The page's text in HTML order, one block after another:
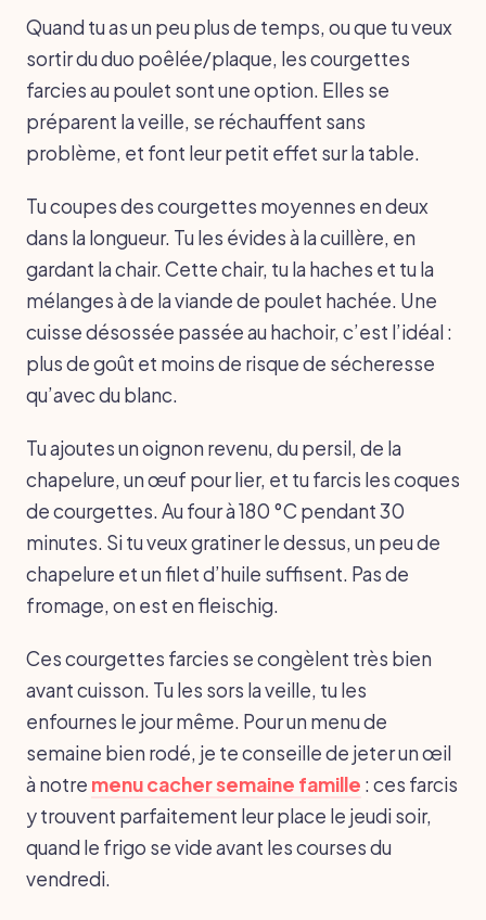
Quand tu as un peu plus de temps, ou que tu veux
sortir du duo poêlée/plaque, les courgettes
farcies au poulet sont une option. Elles se
préparent la veille, se réchauffent sans
problème, et font leur petit effet sur la table.
Tu coupes des courgettes moyennes en deux
dans la longueur. Tu les évides à la cuillère, en
gardant la chair. Cette chair, tu la haches et tu la
mélanges à de la viande de poulet hachée. Une
cuisse désossée passée au hachoir, c’est l’idéal :
plus de goût et moins de risque de sécheresse
qu’avec du blanc.
Tu ajoutes un oignon revenu, du persil, de la
chapelure, un œuf pour lier, et tu farcis les coques
de courgettes. Au four à 180 °C pendant 30
minutes. Si tu veux gratiner le dessus, un peu de
chapelure et un filet d’huile suffisent. Pas de
fromage, on est en fleischig.
Ces courgettes farcies se congèlent très bien
avant cuisson. Tu les sors la veille, tu les
enfournes le jour même. Pour un menu de
semaine bien rodé, je te conseille de jeter un œil
à notre menu cacher semaine famille : ces farcis
y trouvent parfaitement leur place le jeudi soir,
quand le frigo se vide avant les courses du
vendredi.